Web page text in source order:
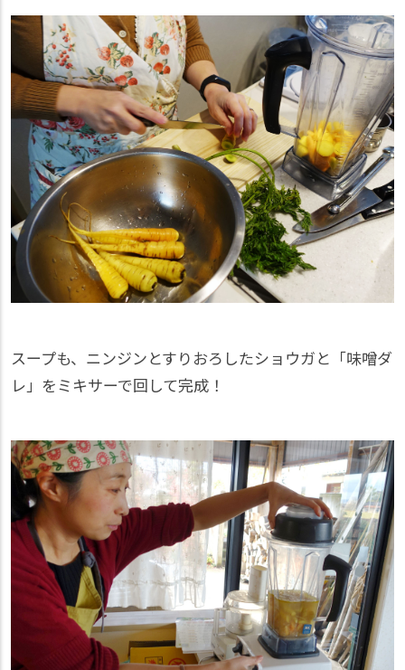
スープも、ニンジンとすりおろしたショウガと「味噌ダ
レ」をミキサーで回して完成！